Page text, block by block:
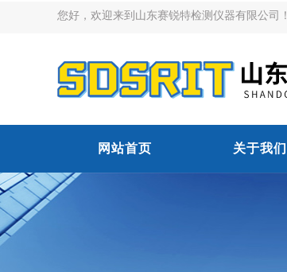
您好，欢迎来到山东赛锐特检测仪器有限公司！
网站首页 关于我们